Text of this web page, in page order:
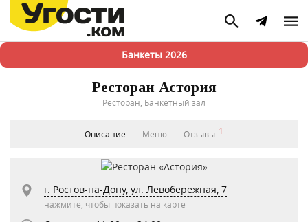
Банкеты 2026
Ресторан Астория
Ресторан, Банкетный зал
Описание Меню Отзывы 1
г. Ростов-на-Дону, ул. Левобережная, 7
нажмите, чтобы показать на карте